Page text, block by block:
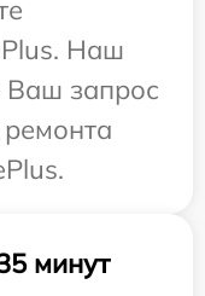
Наш
Ваш запрос
минут